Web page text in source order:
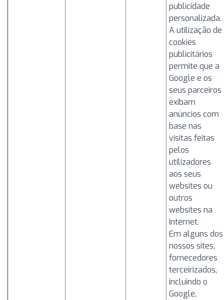
publicidade
personalizada.
A utilização de
cookies
publicitários
permite que a
Google e os
seus parceiros
exibam
anúncios com
base nas
visitas feitas
pelos
utilizadores
aos seus
websites ou
outros
websites na
Internet.
Em alguns dos
nossos sites,
fornecedores
terceirizados,
incluindo o
Google,